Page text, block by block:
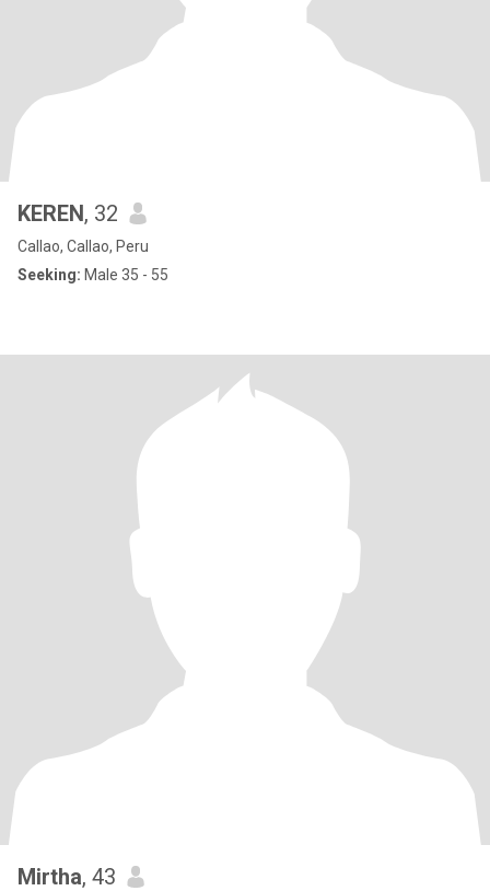
KEREN, 32
Callao, Callao, Peru
Seeking: Male 35 - 55
Mirtha, 43